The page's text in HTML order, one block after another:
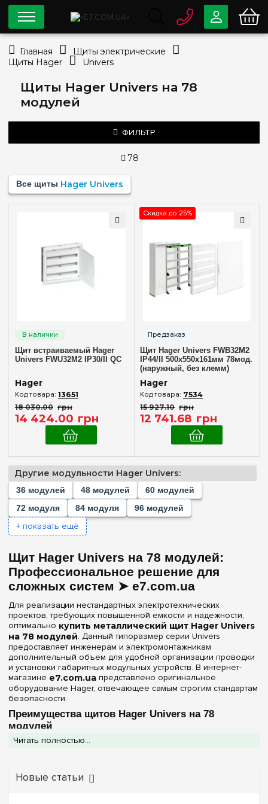
Щиты Hager Univers на 78
модулей
ФИЛЬТР
—
Наружный(1)
Внутренний (в нишу)
48(+4)
60
72(+6)
78
104(+2)
108 (+2)
120
130
144
156(+2)
168(+2)
180(+3)
182(+2)
192(+2)
216(+1)
240(+2)
252(+2)
288(+1)
336(+1)
Комплектация клеммами PE+N
Нет в комплекте(1)
Частичная
Материал корпуса
Металл(2)
Дверца
Белая(1)
Непрозрачная(1)
Серия
Univers(2)
Цвет корпуса
78
Все щиты Hager Univers
Щит встраиваемый Hager
Univers FWU32M2 IP30/II QC
Hager
13651
18 030.00 грн
14 424.00 грн
Скидка до 25%
Щит Hager Univers FWB32M2
IP44/II 500x550x161мм 78мод.
(наружный, без клемм)
Hager
7534
15 927.10 грн
12 741.68 грн
Другие модульности Hager Univers:
36 модулей 48 модулей
60 модулей
72 модуля
84 модуля 96 модулей
+ показать ещё
Щит Hager Univers на 78 модулей:
Профессиональное решение для
сложных систем ➤ e7.com.ua
Для реализации нестандартных электротехнических
проектов, требующих повышенной емкости и надежности,
оптимально купить металлический щит Hager Univers
на 78 модулей. Данный типоразмер серии Univers
предоставляет инженерам и электромонтажникам
дополнительный объем для удобной организации проводки
и установки габаритных модульных устройств. В интернет-
магазине e7.com.ua представлено оригинальное
оборудование Hager, отвечающее самым строгим стандартам
безопасности.
Преимущества щитов Hager Univers на 78
модулей
Выбирая стальной шкаф этой категории, вы получаете
гарантирует сохранность оборудования в помещениях с
Читать полностью...
Новые статьи
0 800 33-63-07
044334-79-78
Главная
Щиты электрические
Щиты Hager
Univers